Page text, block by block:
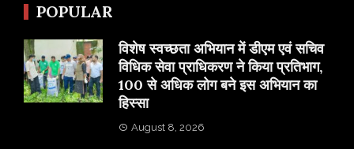
POPULAR
विशेष स्वच्छता अभियान में डीएम एवं सचिव
विधिक सेवा प्राधिकरण ने किया प्रतिभाग,
100 से अधिक लोग बने इस अभियान का
हिस्सा
August 8, 2026